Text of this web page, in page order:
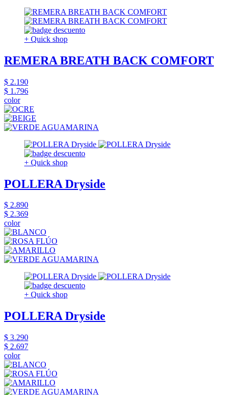
+ Quick shop
REMERA BREATH BACK COMFORT
$ 2.190
$ 1.796
color
+ Quick shop
POLLERA Dryside
$ 2.890
$ 2.369
color
+ Quick shop
POLLERA Dryside
$ 3.290
$ 2.697
color